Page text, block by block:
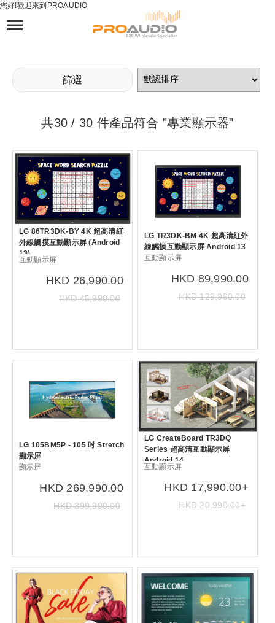
您好!歡迎來到PROAUDIO
篩選
共30 / 30 件產品符合 "專業顯示器"
LG 86TR3DK-BY 4K 超高清紅
外線觸摸互動顯示屏 (Android
13)
互動顯示屏
HKD 26,990.00
HKD 45,990.00
LG TR3DK-BM 4K 超高清紅外
線觸摸互動顯示屏 Android 13
互動顯示屏
HKD 89,990.00
HKD 129,990.00
LG 105BM5P - 105 吋 Stretch
顯示屏
顯示屏
HKD 269,990.00
HKD 399,900.00
LG CreateBoard TR3DQ
Series 超高清互動顯示屏
Android 14
互動顯示屏
HKD 17,990.00+
HKD 20,990.00+
所有產品
專業顯示器 ( 27 )
互動顯示屏 ( 8 )
顯示牆 ( 3 )
商用廣告機 ( 4 )
商用電視 ( 4 )
投影屏幕 ( 17 )
投影機配件 ( 11 )
影音配件 ( 33 )
發射器/接收器 ( 5 )
清除
產品關鍵字
清除
價錢
HKD2 380 000